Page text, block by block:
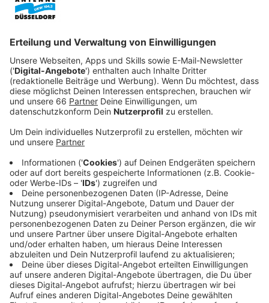
Delegationen aus ganz Nordrhein-Westfalen.
Anzeige
Prinzenempfang am 15 Uhr
Der Prinzenempfang beginnt um 15 Uhr in der
Bürgerhalle am Platz des Landtags. Jede närrische
Delegation erhält den Sessionsorden 2026, entworfen
von Wagenbauer Jacques Tilly.
Anzeige
Abendprogramm ab 19 Uhr
Anzeige